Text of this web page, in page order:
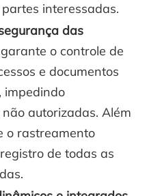
interessadas.
das
o controle de
e documentos
impedindo
autorizadas. Além
o rastreamento
de todas as